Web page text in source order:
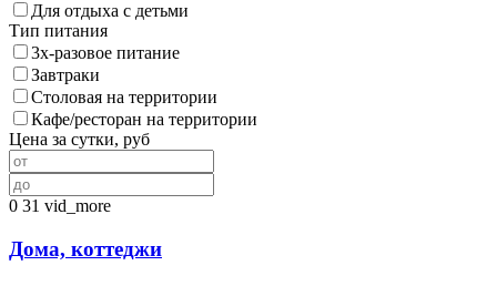
Для отдыха с детьми
Тип питания
3х-разовое питание
Завтраки
Столовая на территории
Кафе/ресторан на территории
Цена за сутки, руб
0 31 vid_more
Дома, коттеджи